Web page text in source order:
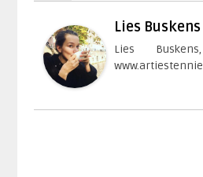
Lies Buskens
Lies